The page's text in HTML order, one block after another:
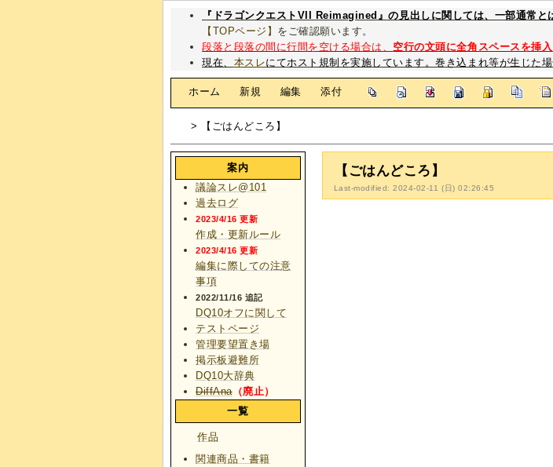
『ドラゴンクエストVII Reimagined』の見出しに関しては、一部通常と
【TOPページ】 をご確認願います。
段落と段落の間に行間を空ける場合は、 空行の文頭に全角スペースを挿入
現在、 本スレにてホスト規制を実施しています。巻き込まれ等が生じた場
ホーム 新規 編集 添付
> 【ごはんどころ】
【ごはんどころ】
Last-modified: 2024-02-11 (日) 02:26:45
案内
議論スレ@101
過去ログ
2023/4/16 更新
作成・更新ルール
2023/4/16 更新
編集に際しての注意
事項
2022/11/16 追記
DQ10オフに関して
テストページ
管理要望置き場
掲示板避難所
DQ10大辞典
DiffAna（廃止）
一覧
作品
関連商品・書籍